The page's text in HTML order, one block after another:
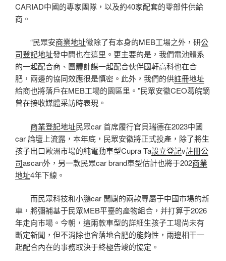
CARIAD中國的專家團隊，以及約40家配套的零部件供給
商。
“民眾安商業地址徽除了有本身的MEB工場之外，研公
司登記地址發中間也在這里。更主要的是，我們電池體系
的一起配合商、團體計謀一起配合伙伴國軒高科也在合
肥，兩邊的協同效應很是慎密。此外，我們的供註冊地址
給商也將落戶在MEB工場的園區里。”民眾安徽CEO葛皖鏑
曾在接收媒體采訪時表現。
商業登記地址民眾car 首席履行官貝瑞德在2023中國
car 論壇上流露，本年底，民眾安徽將正式投產，除了將生
孩子出口歐洲市場的純電動車型Cupra Ta設立登記v註冊公
司ascan外，另一款民眾car brand車型估計也將于202商業
地址4年下線。
而民眾科技和小鵬car 開闢的兩款專屬于中國市場的新
車，將彌補基于民眾MEB平臺的產物組合，并打算于2026
年走向市場。今朝，這兩款車型的詳細生孩子工場尚未有
斷定新聞，但不消除也會落地合肥的能夠性，兩邊相干一
起配合內在的事務取決于終極告竣的協定。